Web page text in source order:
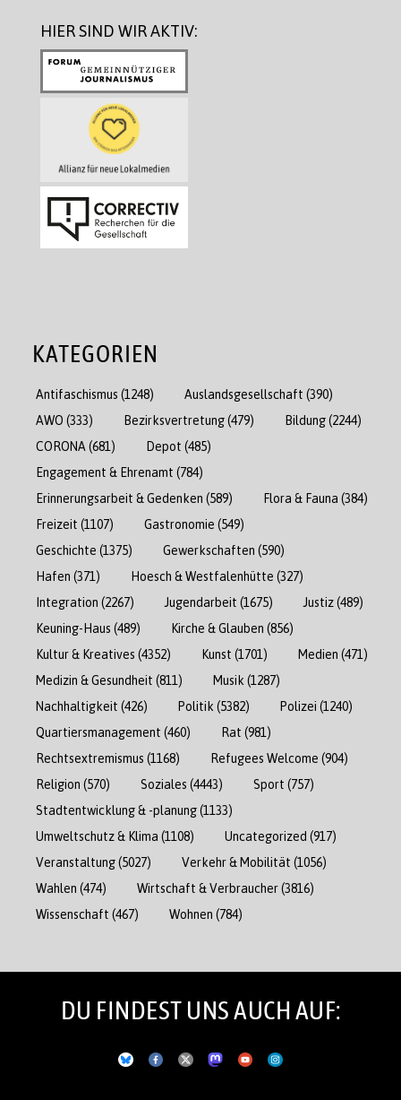
HIER SIND WIR AKTIV:
KATEGORIEN
Antifaschismus (1248) Auslandsgesellschaft (390)
AWO (333) Bezirksvertretung(479) Bildung(2244)
CORONA (681) Depot (485)
Engagement & Ehrenamt (784)
Erinnerungsarbeit & Gedenken (589) Flora & Fauna (384)
Freizeit (1107) Gastronomie (549)
Geschichte (1375) Gewerkschaften (590)
Hafen (371) Hoesch & Westfalenhütte (327)
Integration (2267) Jugendarbeit (1675) Justiz(489)
Keuning-Haus (489) Kirche & Glauben (856)
Kultur & Kreatives (4352) Kunst (1701) Medien (471)
Medizin & Gesundheit (811) Musik (1287)
Nachhaltigkeit (426) Politik (5382) Polizei (1240)
Quartiersmanagement (460) Rat (981)
Rechtsextremismus (1168) Refugees Welcome (904)
Religion (570) Soziales (4443) Sport (757)
Stadtentwicklung & -planung(1133)
Umweltschutz & Klima (1108) Uncategorized (917)
Veranstaltung(5027) Verkehr & Mobilität (1056)
Wahlen (474) Wirtschaft & Verbraucher(3816)
Wissenschaft (467) Wohnen (784)
DU FINDEST UNS AUCH AUF: